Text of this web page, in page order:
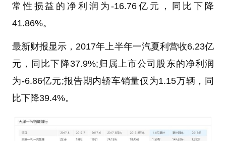
常性损益的净利润为-16.76亿元，同比下降
41.86%。
最新财报显示，2017年上半年一汽夏利营收6.23亿
元，同比下降37.9%;归属上市公司股东的净利润
为-6.86亿元;报告期内轿车销量仅为1.15万辆，同
比下降39.4%。